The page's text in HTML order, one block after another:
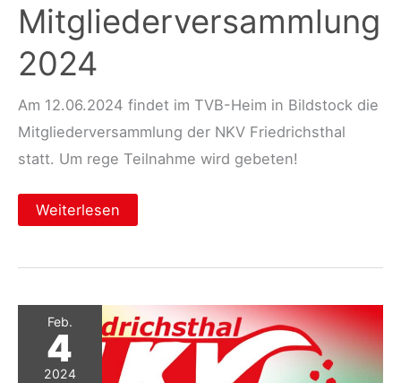
Mitgliederversammlung
2024
Am 12.06.2024 findet im TVB-Heim in Bildstock die
Mitgliederversammlung der NKV Friedrichsthal
statt. Um rege Teilnahme wird gebeten!
Einladung
zur
Weiterlesen
Feb.
4
2024